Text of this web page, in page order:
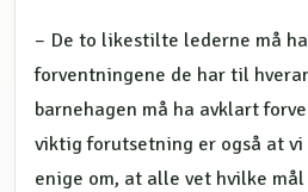
– De to likestilte lederne må
forventningene de har til
barnehagen må ha avklart
viktig forutsetning er også at
enige om, at alle vet hvilke